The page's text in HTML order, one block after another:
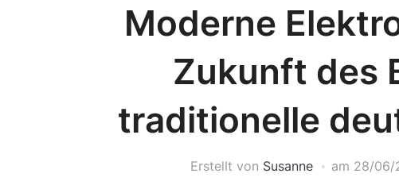
Moderne
Zukunft des
traditionelle
Erstellt von Susanne am 28/06/